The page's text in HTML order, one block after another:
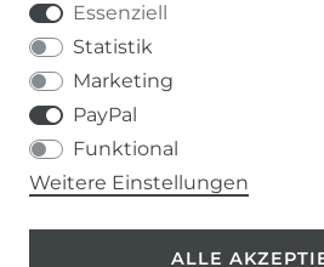
DATENSCHUTZERKLÄRUNG
037207-995665
info@kern-holz.com
Essenziell
Statistik
Marketing
PayPal
Funktional
Weitere Einstellungen
ALLE